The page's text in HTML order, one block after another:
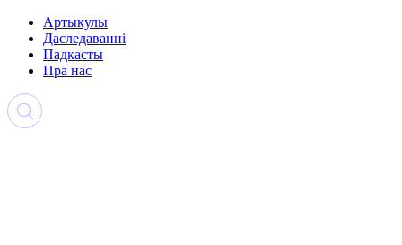
Артыкулы
Даследаванні
Падкасты
Пра нас